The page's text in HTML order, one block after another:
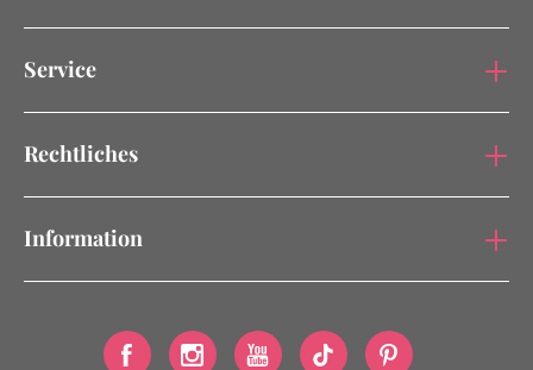
Service
Rechtliches
Information